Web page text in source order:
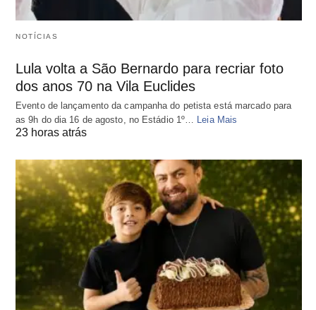
NOTÍCIAS
Lula volta a São Bernardo para recriar foto
dos anos 70 na Vila Euclides
Evento de lançamento da campanha do petista está marcado para
as 9h do dia 16 de agosto, no Estádio 1º…
Leia Mais
23 horas atrás